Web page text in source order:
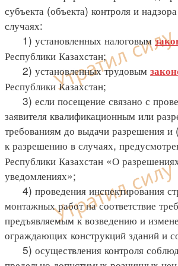
субъекта (объекта) контроля и
случаях:
1) установленных налоговым
Республики Казахстан;
2) установленных трудовым
Республики Казахстан;
3) если посещение связано с
заявителя квалификационным или
требованиям до выдачи разрешения
к разрешению в случаях,
Республики Казахстан «О
уведомлениях»;
4) проведения инспектирования
монтажных работ на соответствие
предъявляемым к возведению и
ограждающих конструкций зданий и
5) осуществления контроля